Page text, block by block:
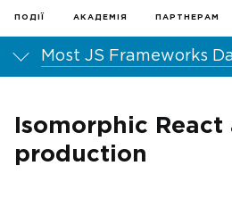
ПОДІЇ АКАДЕМІЯ ПАРТНЕРАМ
Isomorphic React
production